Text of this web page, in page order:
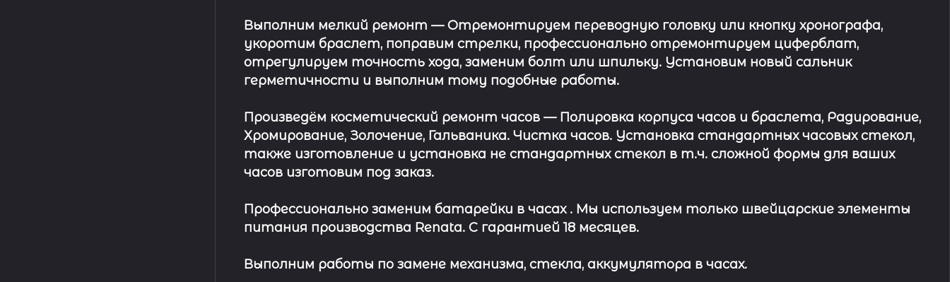
Выполним мелкий ремонт — Отремонтируем переводную головку или кнопку хронографа,
укоротим браслет, поправим стрелки, профессионально отремонтируем циферблат,
отрегулируем точность хода, заменим болт или шпильку. Установим новый сальник
герметичности и выполним тому подобные работы.
Произведём косметический ремонт часов— Полировка корпуса часов и браслета, Радирование,
Хромирование, Золочение, Гальваника. Чистка часов. Установка стандартных часовых стекол,
также изготовление и установка не стандартных стекол в т.ч. сложной формы для ваших
часов изготовим под заказ.
Профессионально заменим батарейки в часах . Мы используем только швейцарские элементы
питания производства Renata. С гарантией 18 месяцев.
Выполним работы по замене механизма, стекла, аккумулятора в часах.